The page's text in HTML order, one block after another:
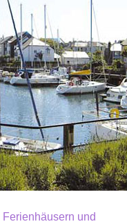
Ferienhäusern und